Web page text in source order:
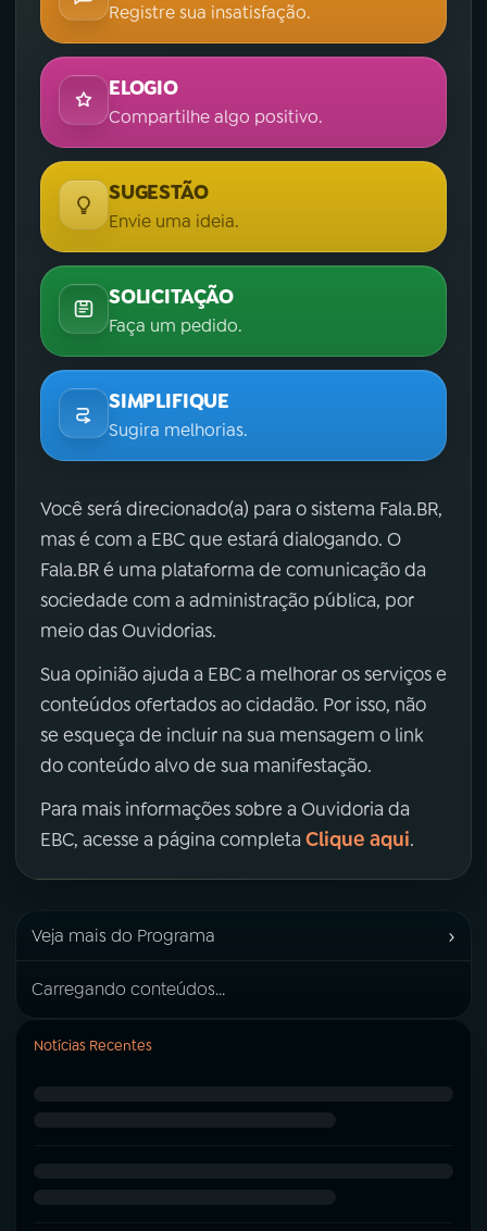
Registre sua insatisfação.
ELOGIO
Compartilhe algo positivo.
SUGESTÃO
Envie uma ideia.
SOLICITAÇÃO
Faça um pedido.
SIMPLIFIQUE
Sugira melhorias.
Você será direcionado(a) para o sistema Fala.BR,
mas é com a EBC que estará dialogando. O
Fala.BR é uma plataforma de comunicação da
sociedade com a administração pública, por
meio das Ouvidorias.
Sua opinião ajuda a EBC a melhorar os serviços e
conteúdos ofertados ao cidadão. Por isso, não
se esqueça de incluir na sua mensagem o link
do conteúdo alvo de sua manifestação.
Para mais informações sobre a Ouvidoria da
EBC, acesse a página completa Clique aqui.
Veja mais do Programa ›
Carregando conteúdos...
Notícias Recentes